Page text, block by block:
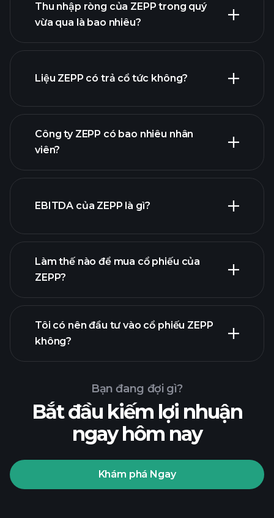
lợi nhuận
của ZEPP
báo cáo tài chính
Thu nhập ròng của ZEPP trong quý
vừa qua là bao nhiêu?
báo cáo tài chính
Liệu ZEPP có trả cổ tức không?
Công ty ZEPP có bao nhiêu nhân
viên?
nhà tuyển dụng lớn nhất
EBITDA của ZEPP là gì?
báo cáo tài chính
Làm thế nào để mua cổ phiếu của
ZEPP?
Playtrade
Tournaments
nhà môi
Tôi có nên đầu tư vào cổ phiếu ZEPP
không?
Bạn đang đợi gì?
Bắt đầu kiếm lợi nhuận
ngay hôm nay
Khám phá Ngay